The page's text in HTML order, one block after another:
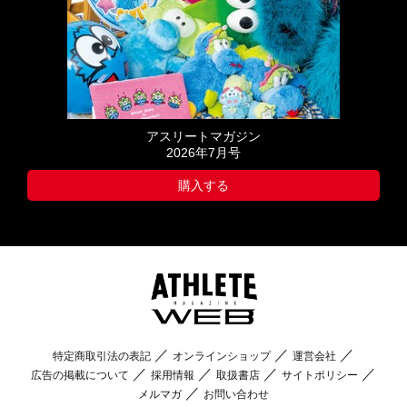
アスリートマガジン
2026年7月号
購入する
特定商取引法の表記 オンラインショップ
運営会社
広告の掲載について
採用情報 取扱書店
サイトポリシー
メルマガ
お問い合わせ